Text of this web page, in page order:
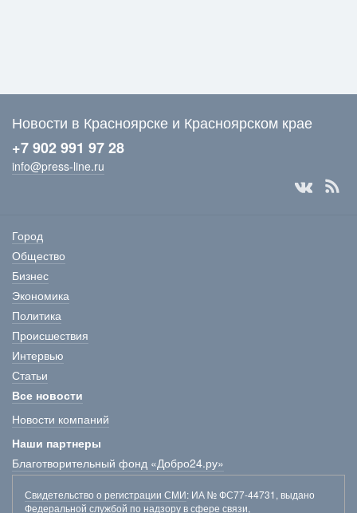
Новости в Красноярске и Красноярском крае
+7 902 991 97 28
info@press-line.ru
Город
Общество
Бизнес
Экономика
Политика
Происшествия
Интервью
Статьи
Все новости
Новости компаний
Наши партнеры
Благотворительный фонд «Добро24.ру»
Свидетельство о регистрации СМИ: ИА № ФС77-44731, выдано
Федеральной службой по надзору в сфере связи,